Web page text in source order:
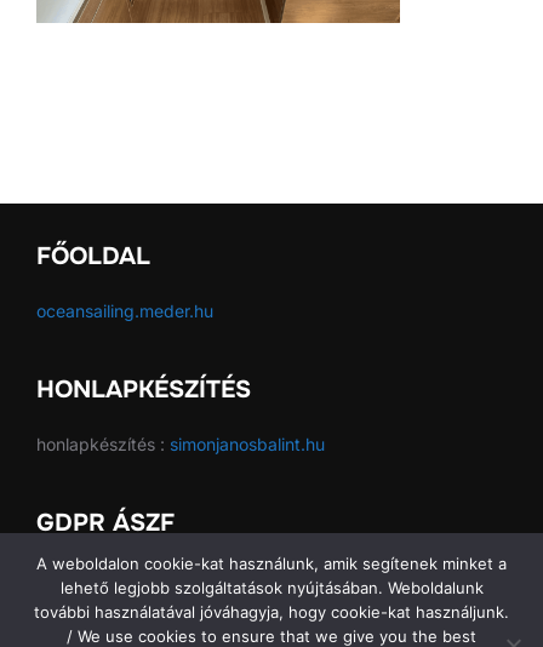
FŐOLDAL
oceansailing.meder.hu
HONLAPKÉSZÍTÉS
honlapkészítés : simonjanosbalint.hu
GDPR ÁSZF
GDPR ÁSZF
A weboldalon cookie-kat használunk, amik segítenek minket a
lehető legjobb szolgáltatások nyújtásában. Weboldalunk
további használatával jóváhagyja, hogy cookie-kat használjunk.
/ We use cookies to ensure that we give you the best